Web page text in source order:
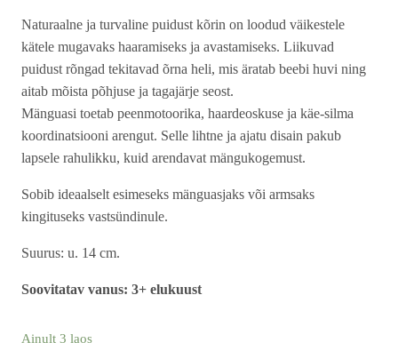
Naturaalne ja turvaline puidust kõrin on loodud väikestele
kätele mugavaks haaramiseks ja avastamiseks. Liikuvad
puidust rõngad tekitavad õrna heli, mis äratab beebi huvi ning
aitab mõista põhjuse ja tagajärje seost.
Mänguasi toetab peenmotoorika, haardeoskuse ja käe-silma
koordinatsiooni arengut. Selle lihtne ja ajatu disain pakub
lapsele rahulikku, kuid arendavat mängukogemust.
Sobib ideaalselt esimeseks mänguasjaks või armsaks
kingituseks vastsündinule.
Suurus: u. 14 cm.
Soovitatav vanus: 3+ elukuust
Ainult 3 laos